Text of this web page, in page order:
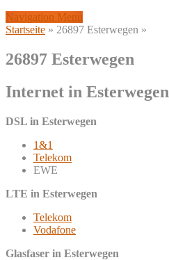
Navigation Menu
Startseite » 26897 Esterwegen »
26897 Esterwegen
Internet in Esterwegen
DSL in Esterwegen
1&1
Telekom
EWE
LTE in Esterwegen
Telekom
Vodafone
Glasfaser in Esterwegen